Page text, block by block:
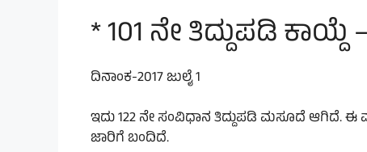
* 101 ನೇ ತಿದ್ದುಪಡಿ ಕಾಯ್ದೆ
ದಿನಾಂಕ-2017 ಜುಲೈ 1
ಇದು 122 ನೇ ಸಂವಿಧಾನ ತಿದ್ದುಪಡಿ ಮಸೂದೆ ಆಗಿದೆ. ಈ
ಜಾರಿಗೆ ಬಂದಿದೆ.